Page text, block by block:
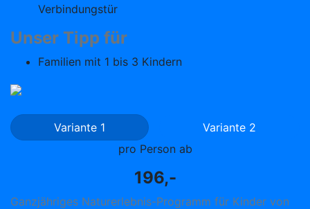
Verbindungstür
Unser Tipp für
Familien mit 1 bis 3 Kindern
Variante 1
Variante 2
pro Person ab
196,-
Ganzjähriges Naturerlebnis-Programm für Kinder von